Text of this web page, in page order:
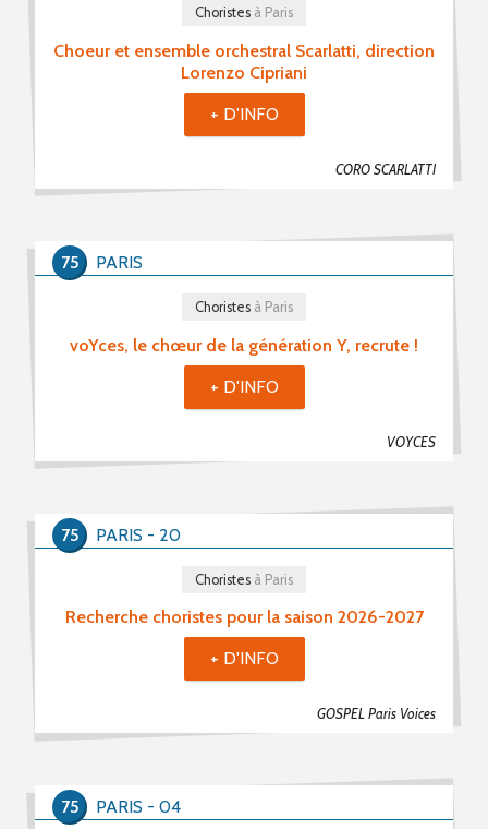
Choeur et ensemble orchestral Scarlatti, direction
Lorenzo Cipriani
CORO SCARLATTI
Choristes à Paris
+ D'INFO
voYces, le chœur de la génération Y, recrute !
VOYCES
Choristes à Paris
PARIS
75
+ D'INFO
Recherche choristes pour la saison 2026-2027
GOSPEL Paris Voices
Choristes à Paris
PARIS - 20
75
+ D'INFO
PARIS - 04
75